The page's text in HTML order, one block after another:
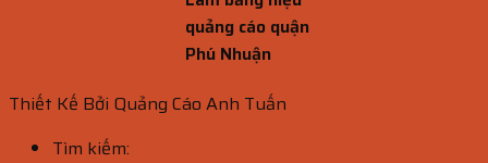
quảng cáo quận
Phú Nhuận
Thiết Kế Bởi Quảng Cáo Anh Tuấn
Tìm kiếm: